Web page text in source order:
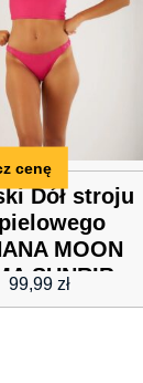
Dół stroju
MOON
SUNRIB
FUS
99,99zł
cenę